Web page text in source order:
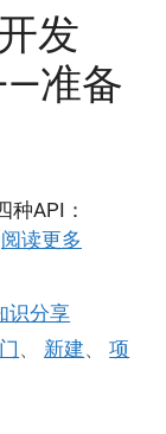
发
准备
种API：
阅读更多
识分享
、 新建、项